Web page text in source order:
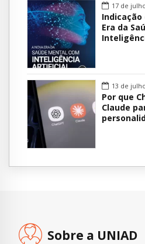
17 de
Indicação
Era da
13 de
Por que
Claude
Sobre a UNIAD